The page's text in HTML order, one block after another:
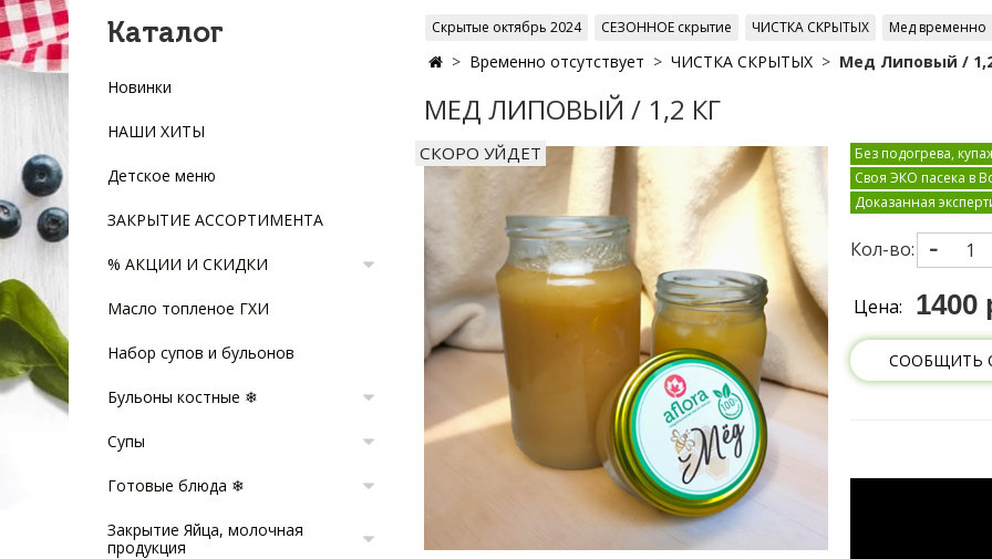
Скрытые октябрь 2024 СЕЗОННОЕ скрытие ЧИСТКА СКРЫТЫХ Мед временно
Временно отсутствует ЧИСТКА СКРЫТЫХ Мед Липовый /
МЕД ЛИПОВЫЙ / 1,2 КГ
СКОРО УЙДЕТ
Без подогрева,
Своя ЭКО пасека в
Доказанная
Кол-во:
Цена: 1400
СООБЩИТЬ
Каталог
Новинки
НАШИ ХИТЫ
Детское меню
ЗАКРЫТИЕ АССОРТИМЕНТА
% АКЦИИ И СКИДКИ
Масло топленое ГХИ
Набор супов и бульонов
Бульоны костные ❄
Супы
Готовые блюда ❄
Закрытие Яйца, молочная
продукция